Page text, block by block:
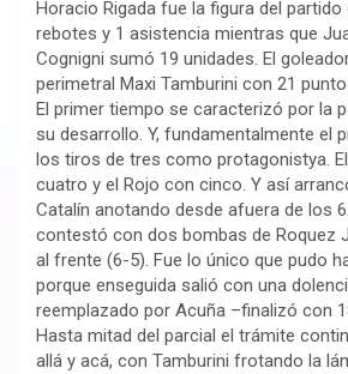
Horacio Rigada fue la figura del
rebotes y 1 asistencia mientras que
Cognigni sumó 19 unidades. El
perimetral Maxi Tamburini con 21
El primer tiempo se caracterizó por la
su desarrollo. Y, fundamentalmente el
los tiros de tres como protagonistya.
cuatro y el Rojo con cinco. Y así
Catalín anotando desde afuera de los
contestó con dos bombas de Roquez
al frente (6-5). Fue lo único que pudo
porque enseguida salió con una
reemplazado por Acuña –finalizó con
Hasta mitad del parcial el trámite
allá y acá, con Tamburini frotando la